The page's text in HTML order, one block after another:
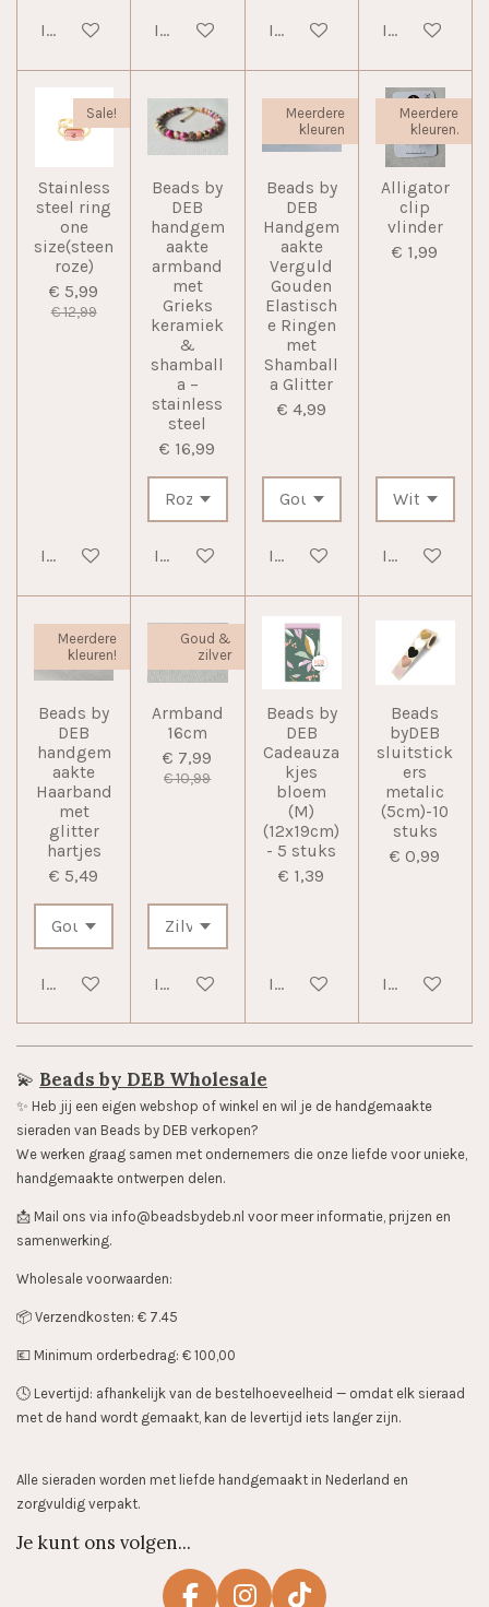
In winkelwagenIn winkelwagenIn winkelwagenIn
Sale!
Stainless
steel ring
one
size(steen
roze)
€ 5,99
€ 12,99
In winkelwagen
Beads by
DEB
handgem
aakte
armband
met
Grieks
keramiek
&
shamball
a –
stainless
steel
€ 16,99
In winkelwagen
Meerdere
kleuren
Beads by
DEB
Handgem
aakte
Verguld
Gouden
Elastisch
e Ringen
met
Shamball
a Glitter
€ 4,99
In winkelwagen
Meerdere
kleuren.
Alligator
clip
vlinder
€ 1,99
In
Meerdere
kleuren!
Beads by
DEB
handgem
aakte
Haarband
met
glitter
hartjes
€ 5,49
In winkelwagen
Goud &
zilver
Armband
16cm
€ 7,99
€ 10,99
In winkelwagen
Beads by
DEB
Cadeauza
kjes
bloem
(M)
(12x19cm)
- 5 stuks
€ 1,39
In winkelwagen
Beads
byDEB
sluitstick
ers
metalic
(5cm)-10
stuks
€ 0,99
In
💫 Beads by DEB Wholesale
✨️ Heb jij een eigen webshop of winkel en wil je de handgemaakte
sieraden van Beads by DEB verkopen?
We werken graag samen met ondernemers die onze liefde voor unieke,
handgemaakte ontwerpen delen.
📩 Mail ons via info@beadsbydeb.nl voor meer informatie, prijzen en
samenwerking.
Wholesale voorwaarden:
📦 Verzendkosten: € 7.45
💶 Minimum orderbedrag: € 100,00
🕓 Levertijd: afhankelijk van de bestelhoeveelheid — omdat elk sieraad
met de hand wordt gemaakt, kan de levertijd iets langer zijn.
Alle sieraden worden met liefde handgemaakt in Nederland en
zorgvuldig verpakt.
Je kunt ons volgen...